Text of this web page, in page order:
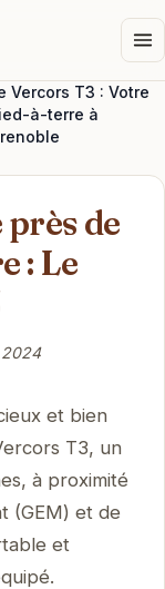
Vercors T3 : Votre
à-terre à
de
: Le
2024
et bien
T3, un
à proximité
(GEM) et de
et